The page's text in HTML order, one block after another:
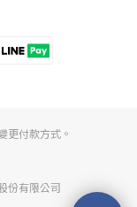
更付款方式。
份有限公司